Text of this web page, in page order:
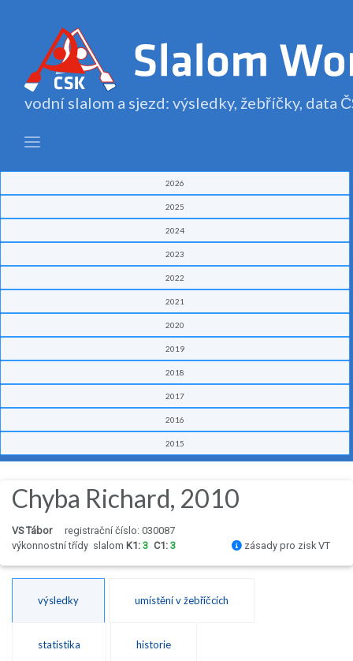
vodní slalom a sjezd: výsledky, žebříčky, data
2026
2025
2024
2023
2022
2021
2020
2019
2018
2017
2016
2015
Chyba Richard, 2010
VS Tábor
registrační číslo: 030087
výkonnostní třídy slalom K1: 3 C1: 3 zásady pro zisk VT
výsledky umístění v žebříčcích
statistika historie